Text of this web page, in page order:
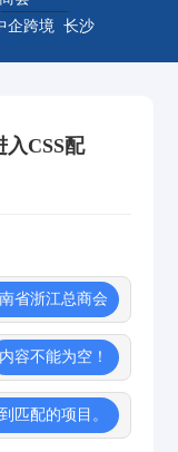
———
企跨境 长沙
入CSS配
省浙江总商会
内容不能为空！
匹配的项目。